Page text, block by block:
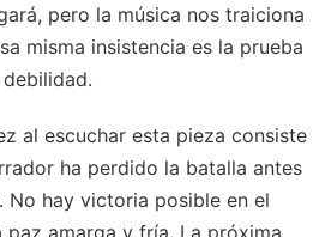
pero la música nos traiciona
misma insistencia es la prueba
al escuchar esta pieza consiste
ha perdido la batalla antes
No hay victoria posible en el
paz amarga y fría. La próxima